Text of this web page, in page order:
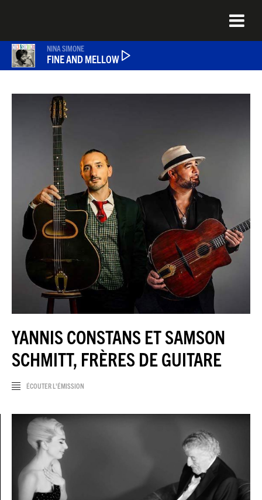
principal
ÉMISSIONS
QUEL ÉTAIT CE TITRE ?
JAZZENDA
JEU DU JOUR
ESPACE PREMIUM
NINA SIMONE
FINE AND MELLOW
YANNIS CONSTANS ET SAMSON
SCHMITT, FRÈRES DE GUITARE
ÉCOUTER L'ÉMISSION